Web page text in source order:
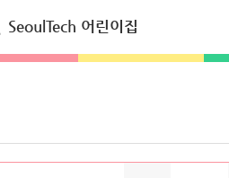
SeoulTech 어린이집